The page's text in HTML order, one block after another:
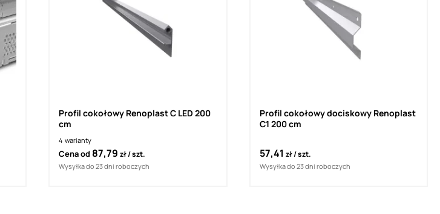
Profil cokołowy Renoplast C LED 200
cm
4 warianty
Cena od 87,79zł szt.
Wysyłka do 23 dni roboczych
Profil cokołowy dociskowy Renoplast
C1 200 cm
57,41 zł szt.
Wysyłka do 23 dni roboczych